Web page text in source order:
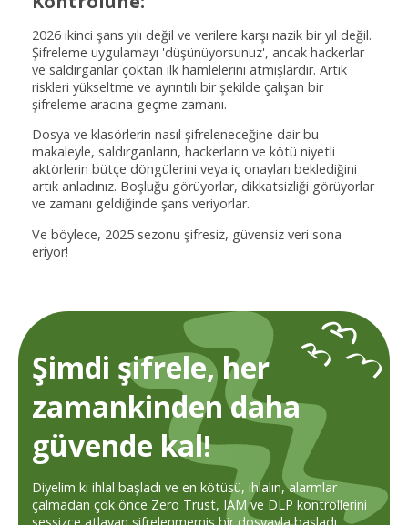
2026 ikinci şans yılı değil ve verilere karşı nazik bir yıl değil.
Şifreleme uygulamayı 'düşünüyorsunuz', ancak hackerlar
ve saldırganlar çoktan ilk hamlelerini atmışlardır. Artık
riskleri yükseltme ve ayrıntılı bir şekilde çalışan bir
şifreleme aracına geçme zamanı.
Dosya ve klasörlerin nasıl şifreleneceğine dair bu
makaleyle, saldırganların, hackerların ve kötü niyetli
aktörlerin bütçe döngülerini veya iç onayları beklediğini
artık anladınız. Boşluğu görüyorlar, dikkatsizliği görüyorlar
ve zamanı geldiğinde şans veriyorlar.
Ve böylece, 2025 sezonu şifresiz, güvensiz veri sona
eriyor!
Şimdi şifrele, her
zamankinden daha
güvende kal!
Diyelim ki ihlal başladı ve en kötüsü, ihlalın, alarmlar
çalmadan çok önce Zero Trust, IAM ve DLP kontrollerini